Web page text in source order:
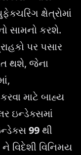
ક્ષેત્રોમાં
સામનો કરશે.
પર પસાર
થશે, જેના
માટે બાહ્ય
ઇન્ડેક્સમાં
99થી
વિદેશી વિનિમય